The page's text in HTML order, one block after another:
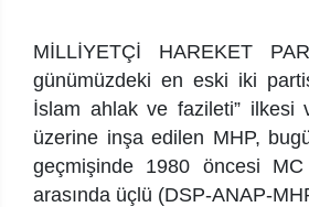
MİLLİYETÇİ HAREKET
günümüzdeki en eski iki
İslam ahlak ve fazileti” ilkesi
üzerine inşa edilen MHP,
geçmişinde 1980 öncesi MC
arasında üçlü (DSP-ANAP-